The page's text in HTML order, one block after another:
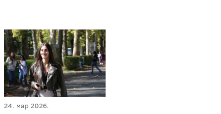
24. мар 2026.